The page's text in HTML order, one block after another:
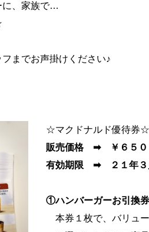
に、家族で…
までお声掛けください♪
☆マクドナルド優待券☆
販売価格 ➡ ￥６５０
有効期限 ➡ ２１年３
①ハンバーガーお引換券
本券１枚で、バリュ